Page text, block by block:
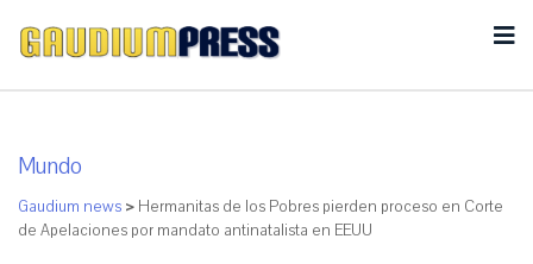
Mundo
Gaudium news > Hermanitas de los Pobres pierden proceso en Corte
de Apelaciones por mandato antinatalista en EEUU